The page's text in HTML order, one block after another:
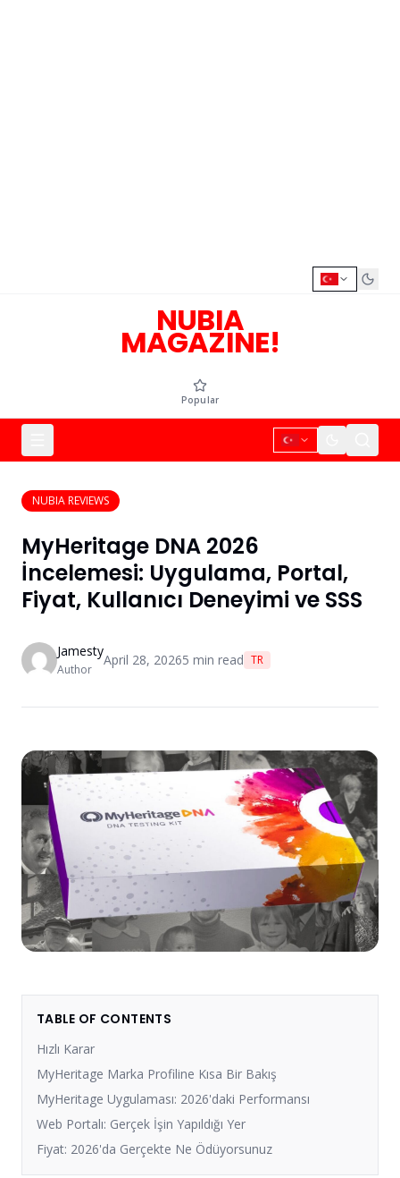
NUBIA
MAGAZINE!
Popular
NUBIA REVIEWS
MyHeritage DNA 2026
İncelemesi: Uygulama, Portal,
Fiyat, Kullanıcı Deneyimi ve SSS
Jamesty
Author
April 28, 20265 min read TR
TABLE OF CONTENTS
Hızlı Karar
MyHeritage Marka Profiline Kısa Bir Bakış
MyHeritage Uygulaması: 2026'daki Performansı
Web Portalı: Gerçek İşin Yapıldığı Yer
Fiyat: 2026'da Gerçekte Ne Ödüyorsunuz